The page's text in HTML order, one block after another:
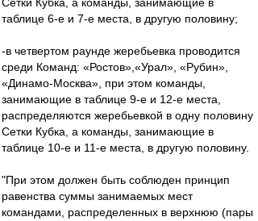
таблице 6-е и 7-е места, в другую половину;
-в четвертом раунде жеребьевка проводится
среди Команд: «Ростов»,«Урал», «Рубин»,
«Динамо-Москва», при этом команды,
занимающие в таблице 9-е и 12-е места,
распределяются жеребьевкой в одну половину
Сетки Кубка, а команды, занимающие в
таблице 10-е и 11-е места, в другую половину.
"При этом должен быть соблюден принцип
равенства суммы занимаемых мест
командами, распределенных в верхнюю (пары